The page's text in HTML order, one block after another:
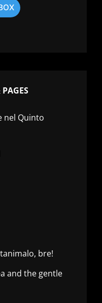
nel Quinto
bre!
and the gentle